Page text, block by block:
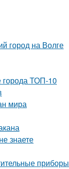
город на Волге
города ТОП-10
мира
знаете
приборы